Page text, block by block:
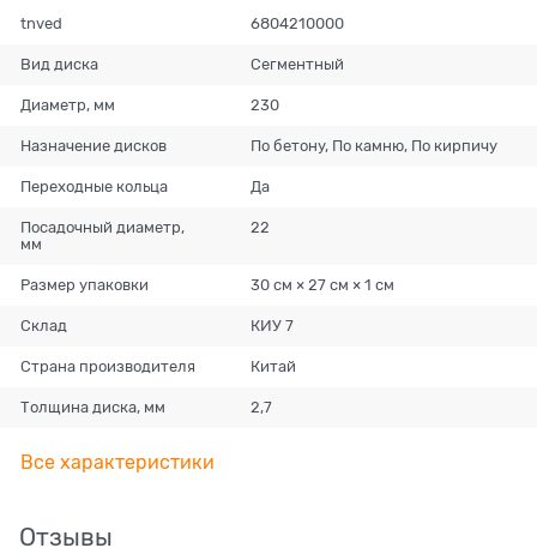
tnved 6804210000
Вид диска Сегментный
Диаметр, мм 230
Назначение дисков По бетону, По камню, По кирпичу
Переходные кольца Да
Посадочный диаметр,
мм
22
Размер упаковки 30 см × 27 см × 1 см
Склад КИУ 7
Страна производителя Китай
Толщина диска, мм 2,7
Все характеристики
Отзывы